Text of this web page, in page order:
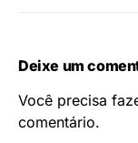
Deixe um
Você precisa
comentário.